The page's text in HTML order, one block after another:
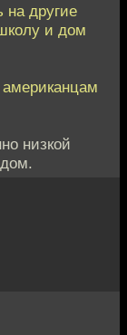
на другие
и дом
низкой